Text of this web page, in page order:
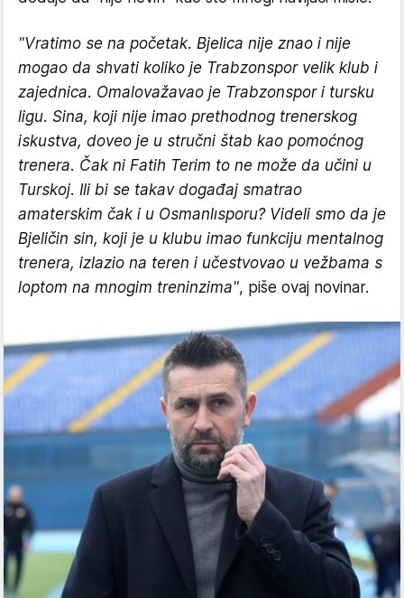
"Vratimo se na početak. Bjelica nije znao i nije
mogao da shvati koliko je Trabzonspor velik klub i
zajednica. Omalovažavao je Trabzonspor i tursku
ligu. Sina, koji nije imao prethodnog trenerskog
iskustva, doveo je u stručni štab kao pomoćnog
trenera. Čak ni Fatih Terim to ne može da učini u
Turskoj. Ili bi se takav događaj smatrao
amaterskim čak i u Osmanlısporu? Videli smo da je
Bjeličin sin, koji je u klubu imao funkciju mentalnog
trenera, izlazio na teren i učestvovao u vežbama s
loptom na mnogim treninzima", piše ovaj novinar.